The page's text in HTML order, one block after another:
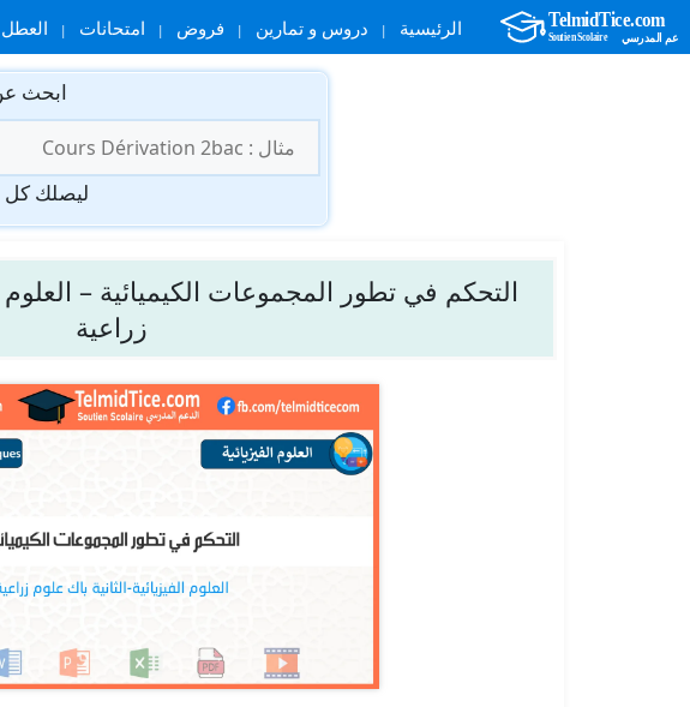
الرئيسية دروس و تمارين فروض امتحانات العطل
ابحث
عن:
ليصلك كل
التحكم في تطور المجموعات الكيميائية – العلوم
زراعية